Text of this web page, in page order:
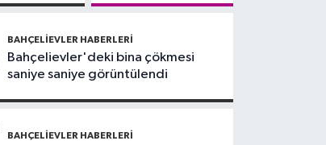
arasında
kavga
BAHÇELIEVLER HABERLERI
Bahçelievler'deki bina çökmesi
saniye saniye görüntülendi
BAHÇELIEVLER HABERLERI